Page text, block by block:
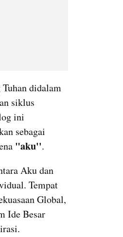
siklus
ini
sebagai
"aku''.
Tempat
Global,
Ide Besar